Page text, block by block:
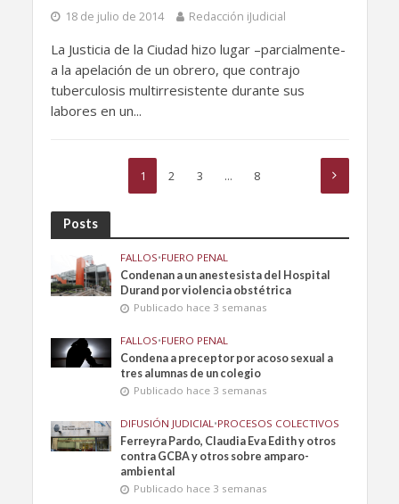
18 de julio de 2014 Redacción iJudicial
La Justicia de la Ciudad hizo lugar –parcialmente-
a la apelación de un obrero, que contrajo
tuberculosis multirresistente durante sus
labores en un...
1 2 3 … 8
Posts
FALLOS•FUERO PENAL
Condenan a un anestesista del Hospital
Durand por violencia obstétrica
Publicado hace 3 semanas
FALLOS•FUERO PENAL
Condena a preceptor por acoso sexual a
tres alumnas de un colegio
Publicado hace 3 semanas
DIFUSIÓN JUDICIAL •PROCESOS COLECTIVOS
Ferreyra Pardo, Claudia Eva Edith y otros
contra GCBA y otros sobre amparo-
ambiental
Publicado hace 3 semanas